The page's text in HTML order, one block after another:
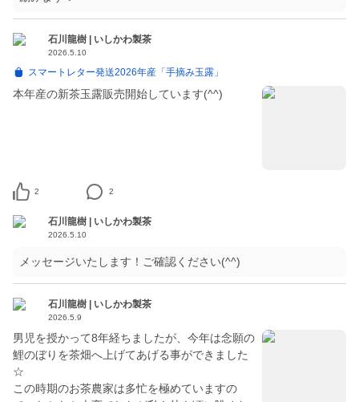
石川龍樹 | いしかわ製茶
2026.5.10
スマートレター発送2026年産「手摘み玉露」
本年産の新茶玉露販売開始しています(^^)
2 2
石川龍樹 | いしかわ製茶
2026.5.10
メッセージいたします！ご確認ください(^^)
石川龍樹 | いしかわ製茶
2026.5.9
男児を授かって8年経ちましたが、今年は念願の
鯉のぼりを茶畑へ上げてあげる事ができました
☆
この時期のお茶農家は多忙を極めていますの